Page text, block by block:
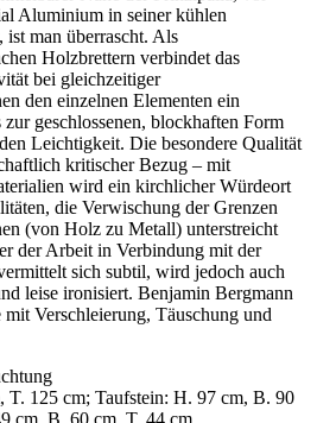
Aluminium in seiner kühlen
man überrascht. Als
Holzbrettern verbindet das
bei gleichzeitiger
den einzelnen Elementen ein
geschlossenen, blockhaften Form
Leichtigkeit. Die besondere Qualität
kritischer Bezug – mit
wird ein kirchlicher Würdeort
die Verwischung der Grenzen
(von Holz zu Metall) unterstreicht
der Arbeit in Verbindung mit der
sich subtil, wird jedoch auch
leise ironisiert. Benjamin Bergmann
Verschleierung, Täuschung und
125 cm; Taufstein: H. 97 cm, B. 90
cm, B. 60 cm, T. 44 cm